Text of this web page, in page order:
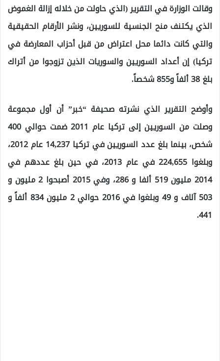
وقالت الوزارة في التقرير (الذي حاولت من خلاله إزالة الغموض
الذي يكتنف منح الجنسية للسوريين، ونشر الأرقام الحقيقية
والتي كانت دائما محل اعتراض من قبل أحزاب المعارضة في
تركيا) إن أعداد السوريين والسوريات الذين تزوجوا من أتراك
بلغ 38 ألفاً و855 شخصاً.
وأوضح التقرير الذي نشرته صحيفة “خبر” أن أول مجموعة
وصلت من السوريين إلى تركيا عام 2011 ضمت حوالي 400
شخص، بينما بلغ عدد السوريين في تركيا 14,237 عام 2012،
وبلغوا 224,655 في عام 2013، في حين بلغ عددهم في
2014 مليون 519 ألفا و 286، وفي 2015 أصبحوا 2 مليون و
503 آلاف و 49 وبلغوا في 2016 حوالي 2 مليون 834 ألفاً و
441.